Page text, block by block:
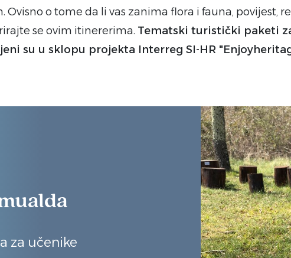
Ovisno o tome da li vas zanima flora i fauna, povijest,
se ovim itinererima. Tematski turistički paketi
su u sklopu projekta Interreg SI-HR